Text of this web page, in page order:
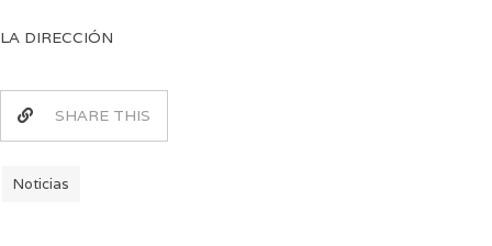
LA DIRECCIÓN
SHARE THIS
Noticias